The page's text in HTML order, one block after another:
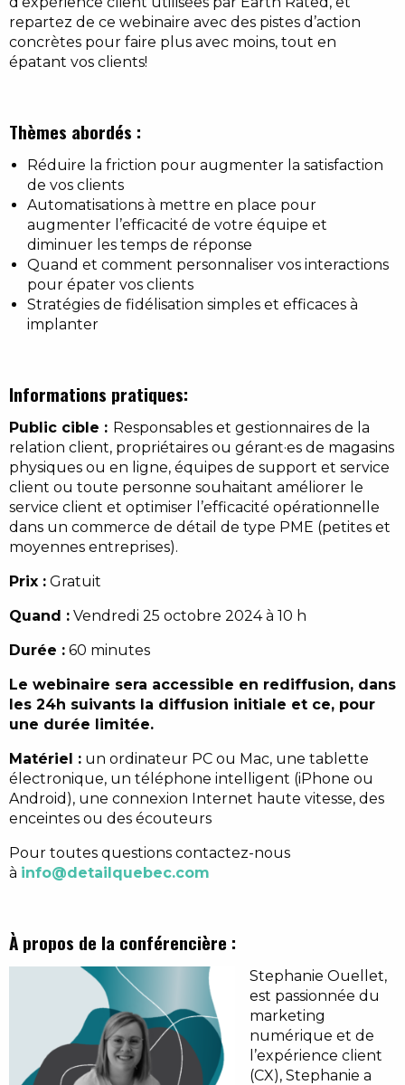
repartez de ce webinaire avec des pistes d’action
concrètes pour faire plus avec moins, tout en
épatant vos clients!
Thèmes abordés :
Réduire la friction pour augmenter la satisfaction
de vos clients
Automatisations à mettre en place pour
augmenter l’efficacité de votre équipe et
diminuer les temps de réponse
Quand et comment personnaliser vos interactions
pour épater vos clients
Stratégies de fidélisation simples et efficaces à
implanter
Informations pratiques:
Public cible : Responsables et gestionnaires de la
relation client, propriétaires ou gérant·es de magasins
physiques ou en ligne, équipes de support et service
client ou toute personne souhaitant améliorer le
service client et optimiser l’efficacité opérationnelle
dans un commerce de détail de type PME (petites et
moyennes entreprises).
Prix : Gratuit
Quand : Vendredi 25 octobre 2024 à 10 h
Durée : 60 minutes
Le webinaire sera accessible en rediffusion, dans
les 24h suivants la diffusion initiale et ce, pour
une durée limitée.
Matériel : un ordinateur PC ou Mac, une tablette
électronique, un téléphone intelligent (iPhone ou
Android), une connexion Internet haute vitesse, des
enceintes ou des écouteurs
Pour toutes questions contactez-nous
à info@detailquebec.com
À propos de la conférencière :
Stephanie Ouellet,
est passionnée du
marketing
numérique et de
l’expérience client
(CX), Stephanie a